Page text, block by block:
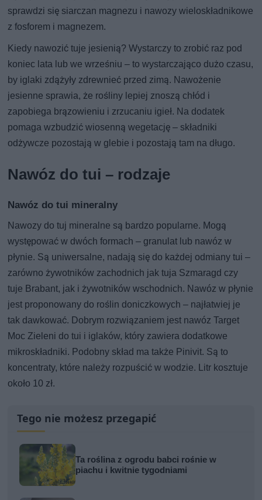
sprawdzi się siarczan magnezu i nawozy wieloskładnikowe
z fosforem i magnezem.
Kiedy nawozić tuje jesienią? Wystarczy to zrobić raz pod
koniec lata lub we wrześniu – to wystarczająco dużo czasu,
by iglaki zdążyły zdrewnieć przed zimą. Nawożenie
jesienne sprawia, że rośliny lepiej znoszą chłód i
zapobiega brązowieniu i zrzucaniu igieł. Na dodatek
pomaga wzbudzić wiosenną wegetację – składniki
odżywcze pozostają w glebie i pozostają tam na długo.
Nawóz do tui – rodzaje
Nawóz do tui mineralny
Nawozy do tuj mineralne są bardzo popularne. Mogą
występować w dwóch formach – granulat lub nawóz w
płynie. Są uniwersalne, nadają się do każdej odmiany tui –
zarówno żywotników zachodnich jak tuja Szmaragd czy
tuje Brabant, jak i żywotników wschodnich. Nawóz w płynie
jest proponowany do roślin doniczkowych – najłatwiej je
tak dawkować. Dobrym rozwiązaniem jest nawóz Target
Moc Zieleni do tui i iglaków, który zawiera dodatkowe
mikroskładniki. Podobny skład ma także Pinivit. Są to
koncentraty, które należy rozpuścić w wodzie. Litr kosztuje
około 10 zł.
Tego nie możesz przegapić
Ta roślina z ogrodu babci rośnie w
piachu i kwitnie tygodniami